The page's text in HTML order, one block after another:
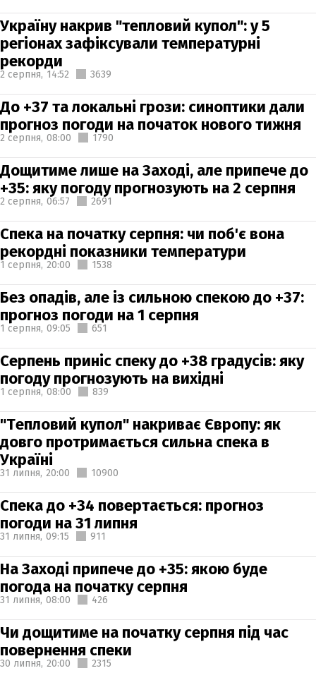
Україну накрив "тепловий купол": у 5
регіонах зафіксували температурні
рекорди
2 серпня, 14:52 3639
До +37 та локальні грози: синоптики дали
прогноз погоди на початок нового тижня
2 серпня, 08:00 1790
Дощитиме лише на Заході, але припече до
+35: яку погоду прогнозують на 2 серпня
2 серпня, 06:57 2691
Спека на початку серпня: чи поб'є вона
рекордні показники температури
1 серпня, 20:00 1538
Без опадів, але із сильною спекою до +37:
прогноз погоди на 1 серпня
1 серпня, 09:05 651
Серпень приніс спеку до +38 градусів: яку
погоду прогнозують на вихідні
1 серпня, 08:00 839
"Тепловий купол" накриває Європу: як
довго протримається сильна спека в
Україні
31 липня, 20:00 10900
Спека до +34 повертається: прогноз
погоди на 31 липня
31 липня, 09:15 911
На Заході припече до +35: якою буде
погода на початку серпня
31 липня, 08:00 426
Чи дощитиме на початку серпня під час
повернення спеки
30 липня, 20:00 2315